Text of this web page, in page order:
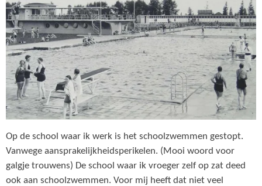
Op de school waar ik werk is het schoolzwemmen gestopt.
Vanwege aansprakelijkheidsperikelen. (Mooi woord voor
galgje trouwens) De school waar ik vroeger zelf op zat deed
ook aan schoolzwemmen. Voor mij heeft dat niet veel